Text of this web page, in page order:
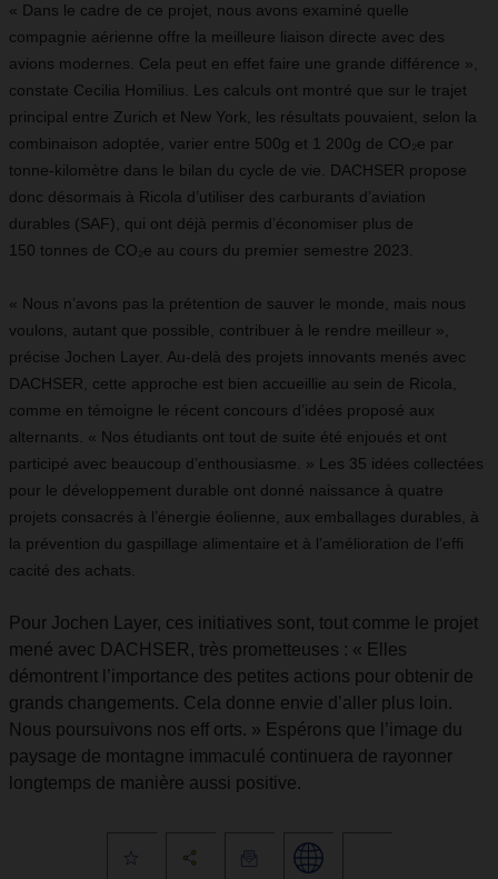
« Dans le cadre de ce projet, nous avons examiné quelle
compagnie aérienne offre la meilleure liaison directe avec des
avions modernes. Cela peut en effet faire une grande différence »,
constate Cecilia Homilius. Les calculs ont montré que sur le trajet
principal entre Zurich et New York, les résultats pouvaient, selon la
combinaison adoptée, varier entre 500g et 1 200g de CO₂e par
tonne-kilomètre dans le bilan du cycle de vie. DACHSER propose
donc désormais à Ricola d’utiliser des carburants d’aviation
durables (SAF), qui ont déjà permis d’économiser plus de
150 tonnes de CO₂e au cours du premier semestre 2023.
« Nous n’avons pas la prétention de sauver le monde, mais nous
voulons, autant que possible, contribuer à le rendre meilleur »,
précise Jochen Layer. Au-delà des projets innovants menés avec
DACHSER, cette approche est bien accueillie au sein de Ricola,
comme en témoigne le récent concours d’idées proposé aux
alternants. « Nos étudiants ont tout de suite été enjoués et ont
participé avec beaucoup d’enthousiasme. » Les 35 idées collectées
pour le développement durable ont donné naissance à quatre
projets consacrés à l’énergie éolienne, aux emballages durables, à
la prévention du gaspillage alimentaire et à l’amélioration de l’effi
cacité des achats.
Pour Jochen Layer, ces initiatives sont, tout comme le projet
mené avec DACHSER, très prometteuses : « Elles
démontrent l’importance des petites actions pour obtenir de
grands changements. Cela donne envie d’aller plus loin.
Nous poursuivons nos eff orts. » Espérons que l’image du
paysage de montagne immaculé continuera de rayonner
longtemps de manière aussi positive.